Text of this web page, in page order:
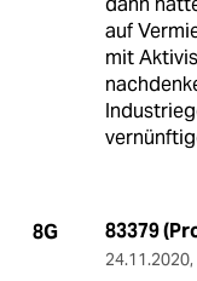
auf
mit
8G 83379
24.11.2020,